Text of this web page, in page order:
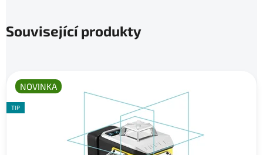
Související produkty
NOVINKA
TIP